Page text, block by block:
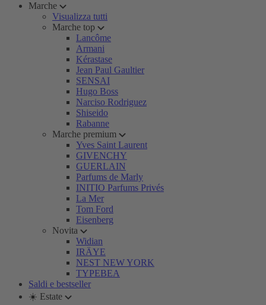
Marche
Visualizza tutti
Marche top
Lancôme
Armani
Kérastase
Jean Paul Gaultier
SENSAI
Hugo Boss
Narciso Rodriguez
Shiseido
Rabanne
Marche premium
Yves Saint Laurent
GIVENCHY
GUERLAIN
Parfums de Marly
INITIO Parfums Privés
La Mer
Tom Ford
Eisenberg
Novita
Widian
IRÄYE
NEST NEW YORK
TYPEBEA
Saldi e bestseller
☀️ Estate